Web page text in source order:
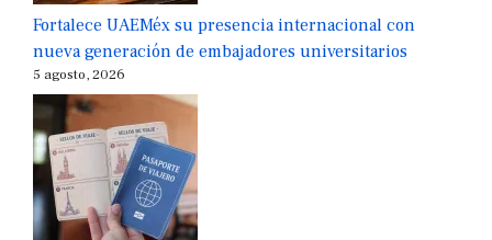
Fortalece UAEMéx su presencia internacional con
nueva generación de embajadores universitarios
5 agosto, 2026